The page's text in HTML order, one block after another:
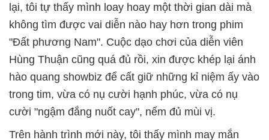
lại, tôi tự thấy mình loay hoay một thời gian dài mà
không tìm được vai diễn nào hay hơn trong phim
"Đất phương Nam". Cuộc dạo chơi của diễn viên
Hùng Thuận cũng quá đủ rồi, xin được khép lại ánh
hào quang showbiz để cất giữ những kỉ niệm ấy vào
trong tim, vừa có nụ cười hạnh phúc, vừa có nụ
cười "ngậm đắng nuốt cay", nếm đủ mùi vị.
Trên hành trình mới này, tôi thấy mình may mắn